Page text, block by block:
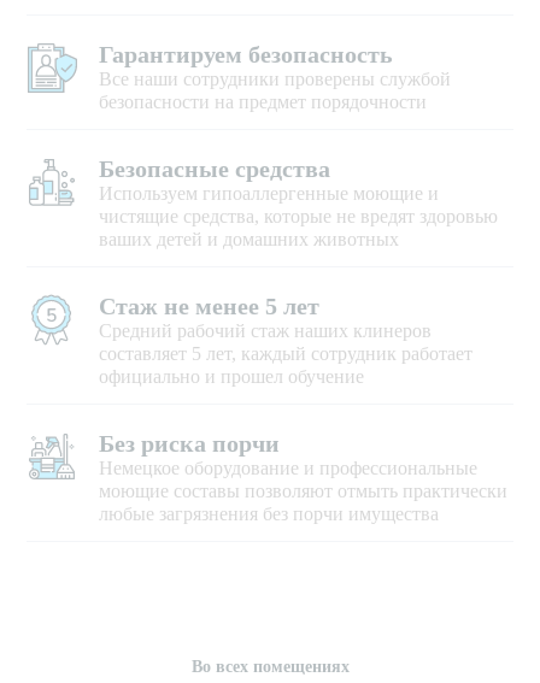
Гарантируем безопасность
Все наши сотрудники проверены службой
безопасности на предмет порядочности
Безопасные средства
Используем гипоаллергенные моющие и
чистящие средства, которые не вредят здоровью
ваших детей и домашних животных
Стаж не менее 5 лет
Средний рабочий стаж наших клинеров
составляет 5 лет, каждый сотрудник работает
официально и прошел обучение
Без риска порчи
Немецкое оборудование и профессиональные
моющие составы позволяют отмыть практически
любые загрязнения без порчи имущества
Во всех помещениях